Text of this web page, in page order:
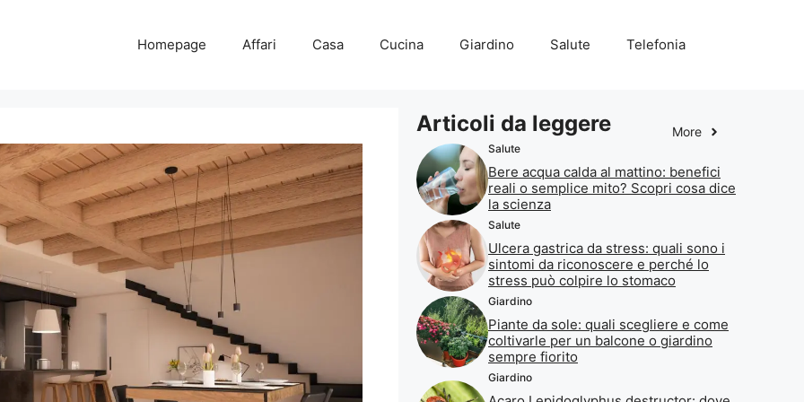
Homepage Affari Casa Cucina Giardino Salute Telefonia
Articoli da leggere More
Salute
Bere acqua calda al mattino: benefici
reali o semplice mito? Scopri cosa dice
la scienza
Salute
Ulcera gastrica da stress: quali sono i
sintomi da riconoscere e perché lo
stress può colpire lo stomaco
Giardino
Piante da sole: quali scegliere e come
coltivarle per un balcone o giardino
sempre fiorito
Giardino